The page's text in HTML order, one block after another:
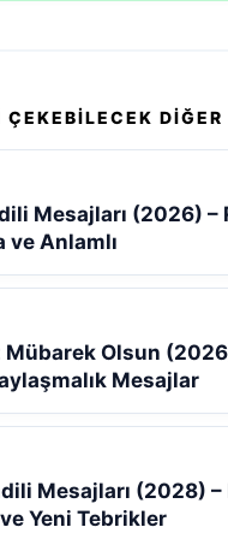
Mesajları (2026) –
ve Anlamlı
Olsun
Mesajlar
Mesajları (2028) –
Yeni Tebrikler